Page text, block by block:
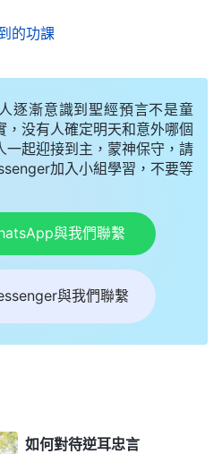
控制住的時候，你看待人事
緒裏走出來，你會一再地陷
不到任何的消沉，但是一旦
的事發生的時候，你馬上就
影響你正常的判斷、正常的
哀樂；當影響到你喜怒哀樂
隨神的心志、意願統統都會
面的東西被破壞的時候，你
會烟消雲散，起不到任何作
誓、立的心志一股腦兒地都
了氣的皮球一樣提不起勁
的功課
逐漸意識到聖經預言不是童
，没有人確定明天和意外哪個
一起迎接到主，蒙神保守，請
加入小組學習，不要等
與我們聯繫
與我們聯繫
如何對待逆耳忠言